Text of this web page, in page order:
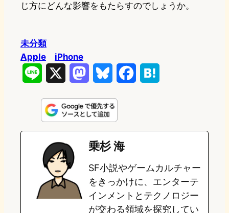
じ方にどんな影響をもたらすのでしょうか。
未分類
Apple
iPhone
n
e
s
t
o
d
o
n
u
e
s
k
y
e
o
o
k
e
a
乗杉 海
SF小説やゲームカルチャー
をきっかけに、エンターテ
インメントとテクノロジー
が交わる領域を探究してい